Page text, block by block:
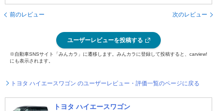
前のレビュー 次のレビュー
ユーザーレビューを投稿する
※自動車SNSサイト「みんカラ」に遷移します。みんカラに登録して投稿すると、carview!
にも表示されます。
トヨタ ハイエースワゴン のユーザーレビュー・評価一覧のページに戻る
トヨタ ハイエースワゴン